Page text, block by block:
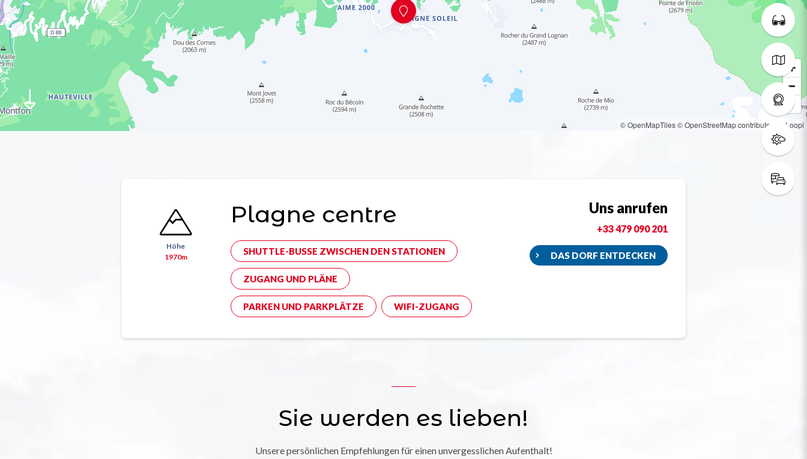
© OpenMapTiles© OpenStreetMap contributors © Loopi
Höhe
1970m
Plagne centre
SHUTTLE-BUSSE ZWISCHEN DEN STATIONEN
ZUGANG UND PLÄNE
PARKEN UND PARKPLÄTZE WIFI-ZUGANG
Uns anrufen
+33 479 090 201
DAS DORF ENTDECKEN
Sie werden es lieben!
Unsere persönlichen Empfehlungen für einen unvergesslichen Aufenthalt!